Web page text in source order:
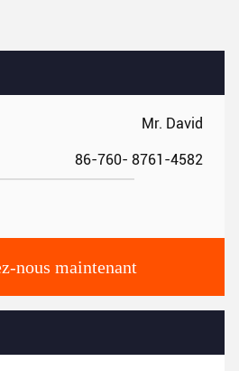
Mr. David
86-760- 8761-4582
nous maintenant